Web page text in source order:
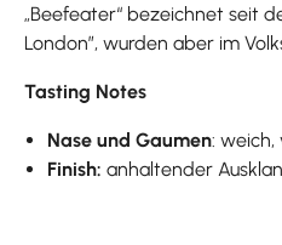
„Beefeater“ bezeichnet seit
London”, wurden aber im
Tasting Notes
Nase und Gaumen:
Finish:anhaltender